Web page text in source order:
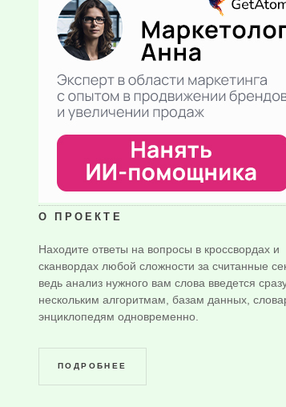
О ПРОЕКТЕ
Находите ответы на вопросы в кроссвордах и
сканвордах любой сложности за считанные
ведь анализ нужного вам слова введется
нескольким алгоритмам, базам данных,
энциклопедям одновременно.
ПОДРОБНЕЕ